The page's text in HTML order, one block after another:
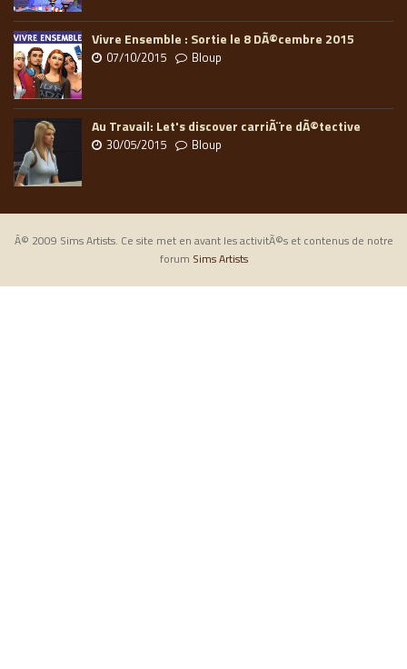
Vivre Ensemble : Sortie le 8 DÃ©cembre 2015
07/10/2015 Bloup
Au Travail: Let's discover carriÃ¨re dÃ©tective
30/05/2015 Bloup
Â© 2009 Sims Artists. Ce site met en avant les activitÃ©s et contenus de notre
forum Sims Artists